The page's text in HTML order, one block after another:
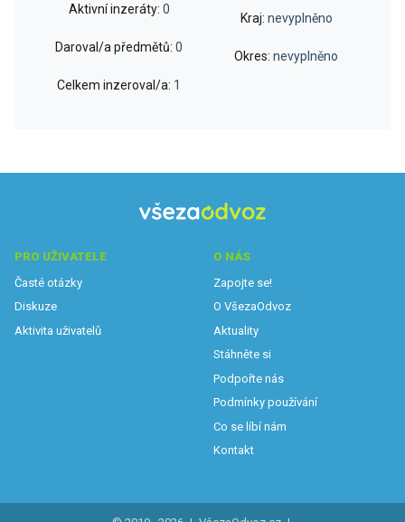
Aktivní inzeráty: 0
Daroval/a předmětů: 0
Celkem inzeroval/a: 1
Kraj: nevyplněno
Okres: nevyplněno
PRO UŽIVATELE
Časté otázky
Diskuze
Aktivita uživatelů
O NÁS
Zapojte se!
O VšezaOdvoz
Aktuality
Stáhněte si
Podpořte nás
Podmínky používání
Co se líbí nám
Kontakt